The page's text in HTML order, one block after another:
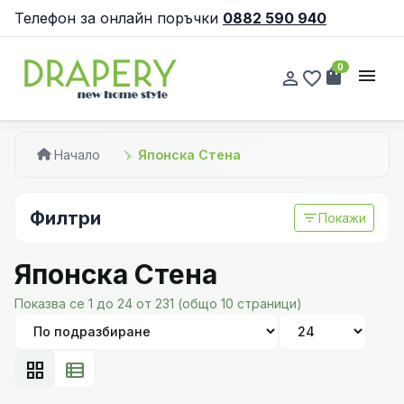
Телефон за онлайн поръчки 0882 590 940
person_outline favorite_border shopping_bag
0 menu
Начало Японска Стена
Филтри filter_listПокажи
Японска Стена
Показва се 1 до 24 от 231 (общо 10 страници)
grid_view view_list